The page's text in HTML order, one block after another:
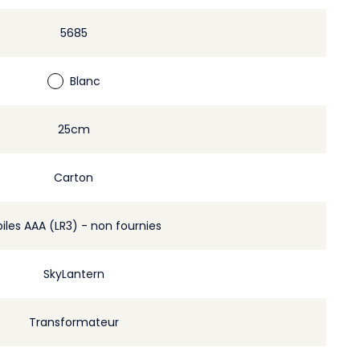
5685
Blanc
25cm
Carton
AAA (LR3) - non fournies
SkyLantern
Transformateur